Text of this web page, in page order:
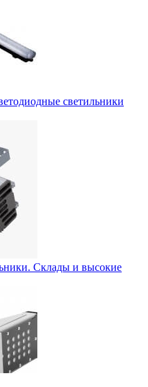
светильники
Склады и высокие